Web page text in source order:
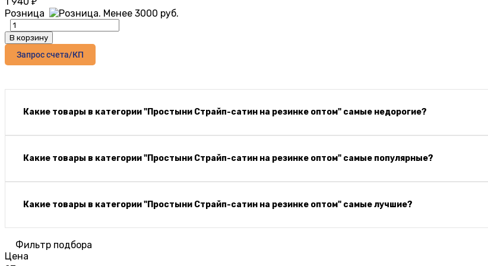
₽
Розница
В корзину
Запрос счета/КП
Какие товары в категории "Простыни Страйп-сатин на резинке оптом" самые недорогие?
Какие товары в категории "Простыни Страйп-сатин на резинке оптом" самые популярные?
Какие товары в категории "Простыни Страйп-сатин на резинке оптом" самые лучшие?
Фильтр подбора
Цена